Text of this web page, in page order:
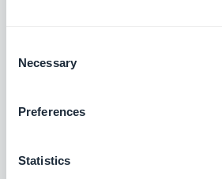
Selection
Necessary
Preferences
Statistics
points d'accès existent déjà —
open-source et redistribuables,
propres clients sous votre nom.